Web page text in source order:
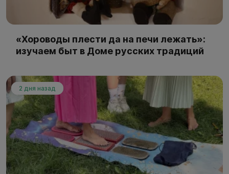
«Хороводы плести да на печи лежать»:
изучаем быт в Доме русских традиций
2 дня назад